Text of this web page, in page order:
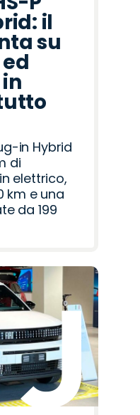
il
su
in Hybrid
di
elettrico,
km e una
da 199